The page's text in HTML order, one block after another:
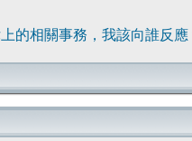
的相關事務，我該向誰反應